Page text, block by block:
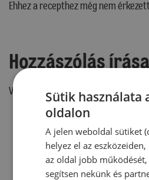
Ehhez a recepthez még nem
Hozzászólás írása
Vélemény írásához, kérjük,
Sütik használata
oldalon
A jelen weboldal sütiket
helyez el az
az oldal jobb
segítsen nekünk és